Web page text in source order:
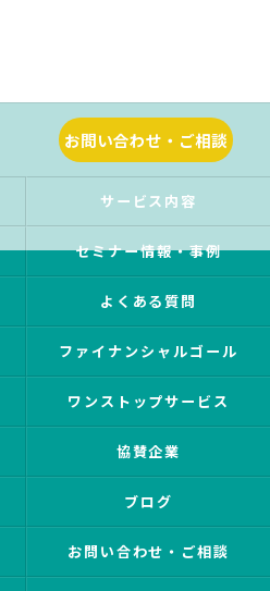
お問い合わせ・ご相談
サービス内容
セミナー情報・事例
よくある質問
ファイナンシャルゴール
ワンストップサービス
協賛企業
ブログ
お問い合わせ・ご相談